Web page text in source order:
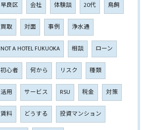
早良区 会社 体験談 20代 鳥飼
買取 対面 事例 浄水通
NOT A HOTEL FUKUOKA 相談 ローン
初心者 何から リスク 種類
活用 サービス RSU 税金 対策
賃料 どうする 投資マンション